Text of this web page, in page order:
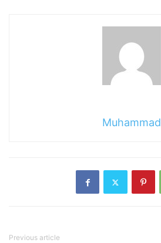
Muhammad
Previous article